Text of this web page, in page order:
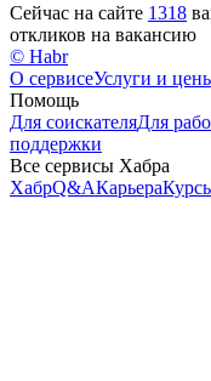
Сейчас на сайте 1318
откликов на вакансию
© Habr
О сервисеУслуги и
Помощь
Для соискателяДля
поддержки
Все сервисы Хабра
ХабрQ&AКарьера